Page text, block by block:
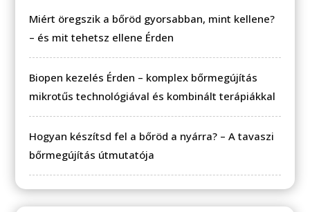
Miért öregszik a bőröd gyorsabban, mint kellene?
– és mit tehetsz ellene Érden
Biopen kezelés Érden – komplex bőrmegújítás
mikrotűs technológiával és kombinált terápiákkal
Hogyan készítsd fel a bőröd a nyárra? – A tavaszi
bőrmegújítás útmutatója